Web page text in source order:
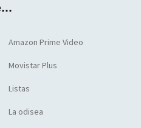
Amazon Prime Video
Movistar Plus
Listas
La odisea